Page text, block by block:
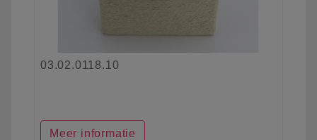
03.02.0118.10
Meer informatie